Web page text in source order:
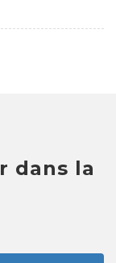
dans la